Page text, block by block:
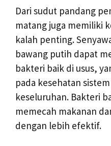
Dari sudut pandang
matang juga memiliki
kalah penting.
bawang putih dapat
bakteri baik di usus,
pada kesehatan
keseluruhan. Bakteri
memecah makanan
dengan lebih efektif.